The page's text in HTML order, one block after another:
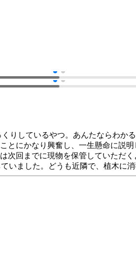
りしているやつ。あんたならわか
にかなり興奮し、一生懸命に説
回までに現物を保管していただ
いました。どうも近隣で、植木に